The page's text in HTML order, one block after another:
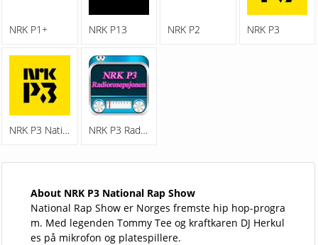
NRK P1+ NRK P13 NRK P2 NRK P3
NRK P3 National Rap Show NRK P3 Radioresepsjonen
About NRK P3 National Rap Show
National Rap Show er Norges fremste hip hop-progra
m. Med legenden Tommy Tee og kraftkaren DJ Herkul
es på mikrofon og platespillere.